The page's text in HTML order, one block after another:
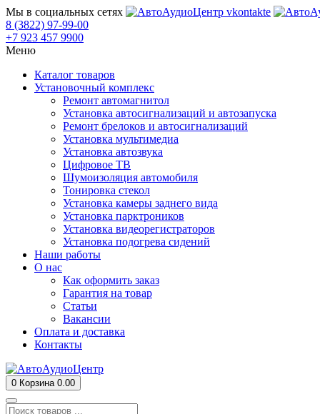
Мы в социальных сетях
8 (3822) 97-99-00
+7 923 457 9900
Меню
Каталог товаров
Установочный комплекс
Ремонт автомагнитол
Установка автосигнализаций и автозапуска
Ремонт брелоков и автосигнализаций
Установка мультимедиа
Установка автозвука
Цифровое ТВ
Шумоизоляция автомобиля
Тонировка стекол
Установка камеры заднего вида
Установка парктроников
Установка видеорегистраторов
Установка подогрева сидений
Наши работы
О нас
Как оформить заказ
Гарантия на товар
Статьи
Вакансии
Оплата и доставка
Контакты
0 Корзина 0.00